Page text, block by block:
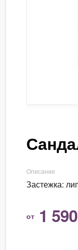
Описание
Застежка:
от 1 590